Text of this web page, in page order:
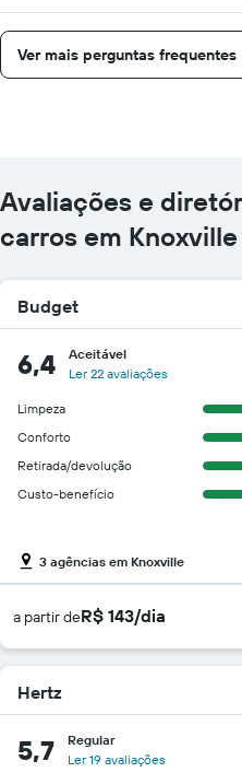
Ver mais perguntas frequentes
Avaliações e
carros em Knoxville
Budget
6,4
Aceitável
Ler 22 avaliações
Limpeza
Conforto
Retirada/devolução
Custo-benefício
3 agências em Knoxville
a partir deR$ 143/dia
Hertz
5,7
Regular
Ler 19 avaliações